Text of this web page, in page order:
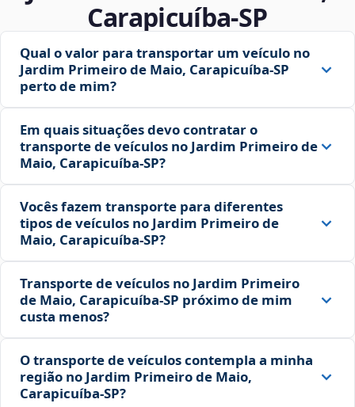
Carapicuíba‑SP
Qual o valor para transportar um veículo no
Jardim Primeiro de Maio, Carapicuíba‑SP
perto de mim?
Em quais situações devo contratar o
transporte de veículos no Jardim Primeiro de
Maio, Carapicuíba‑SP?
Vocês fazem transporte para diferentes
tipos de veículos no Jardim Primeiro de
Maio, Carapicuíba‑SP?
Transporte de veículos no Jardim Primeiro
de Maio, Carapicuíba‑SP próximo de mim
custa menos?
O transporte de veículos contempla a minha
região no Jardim Primeiro de Maio,
Carapicuíba‑SP?